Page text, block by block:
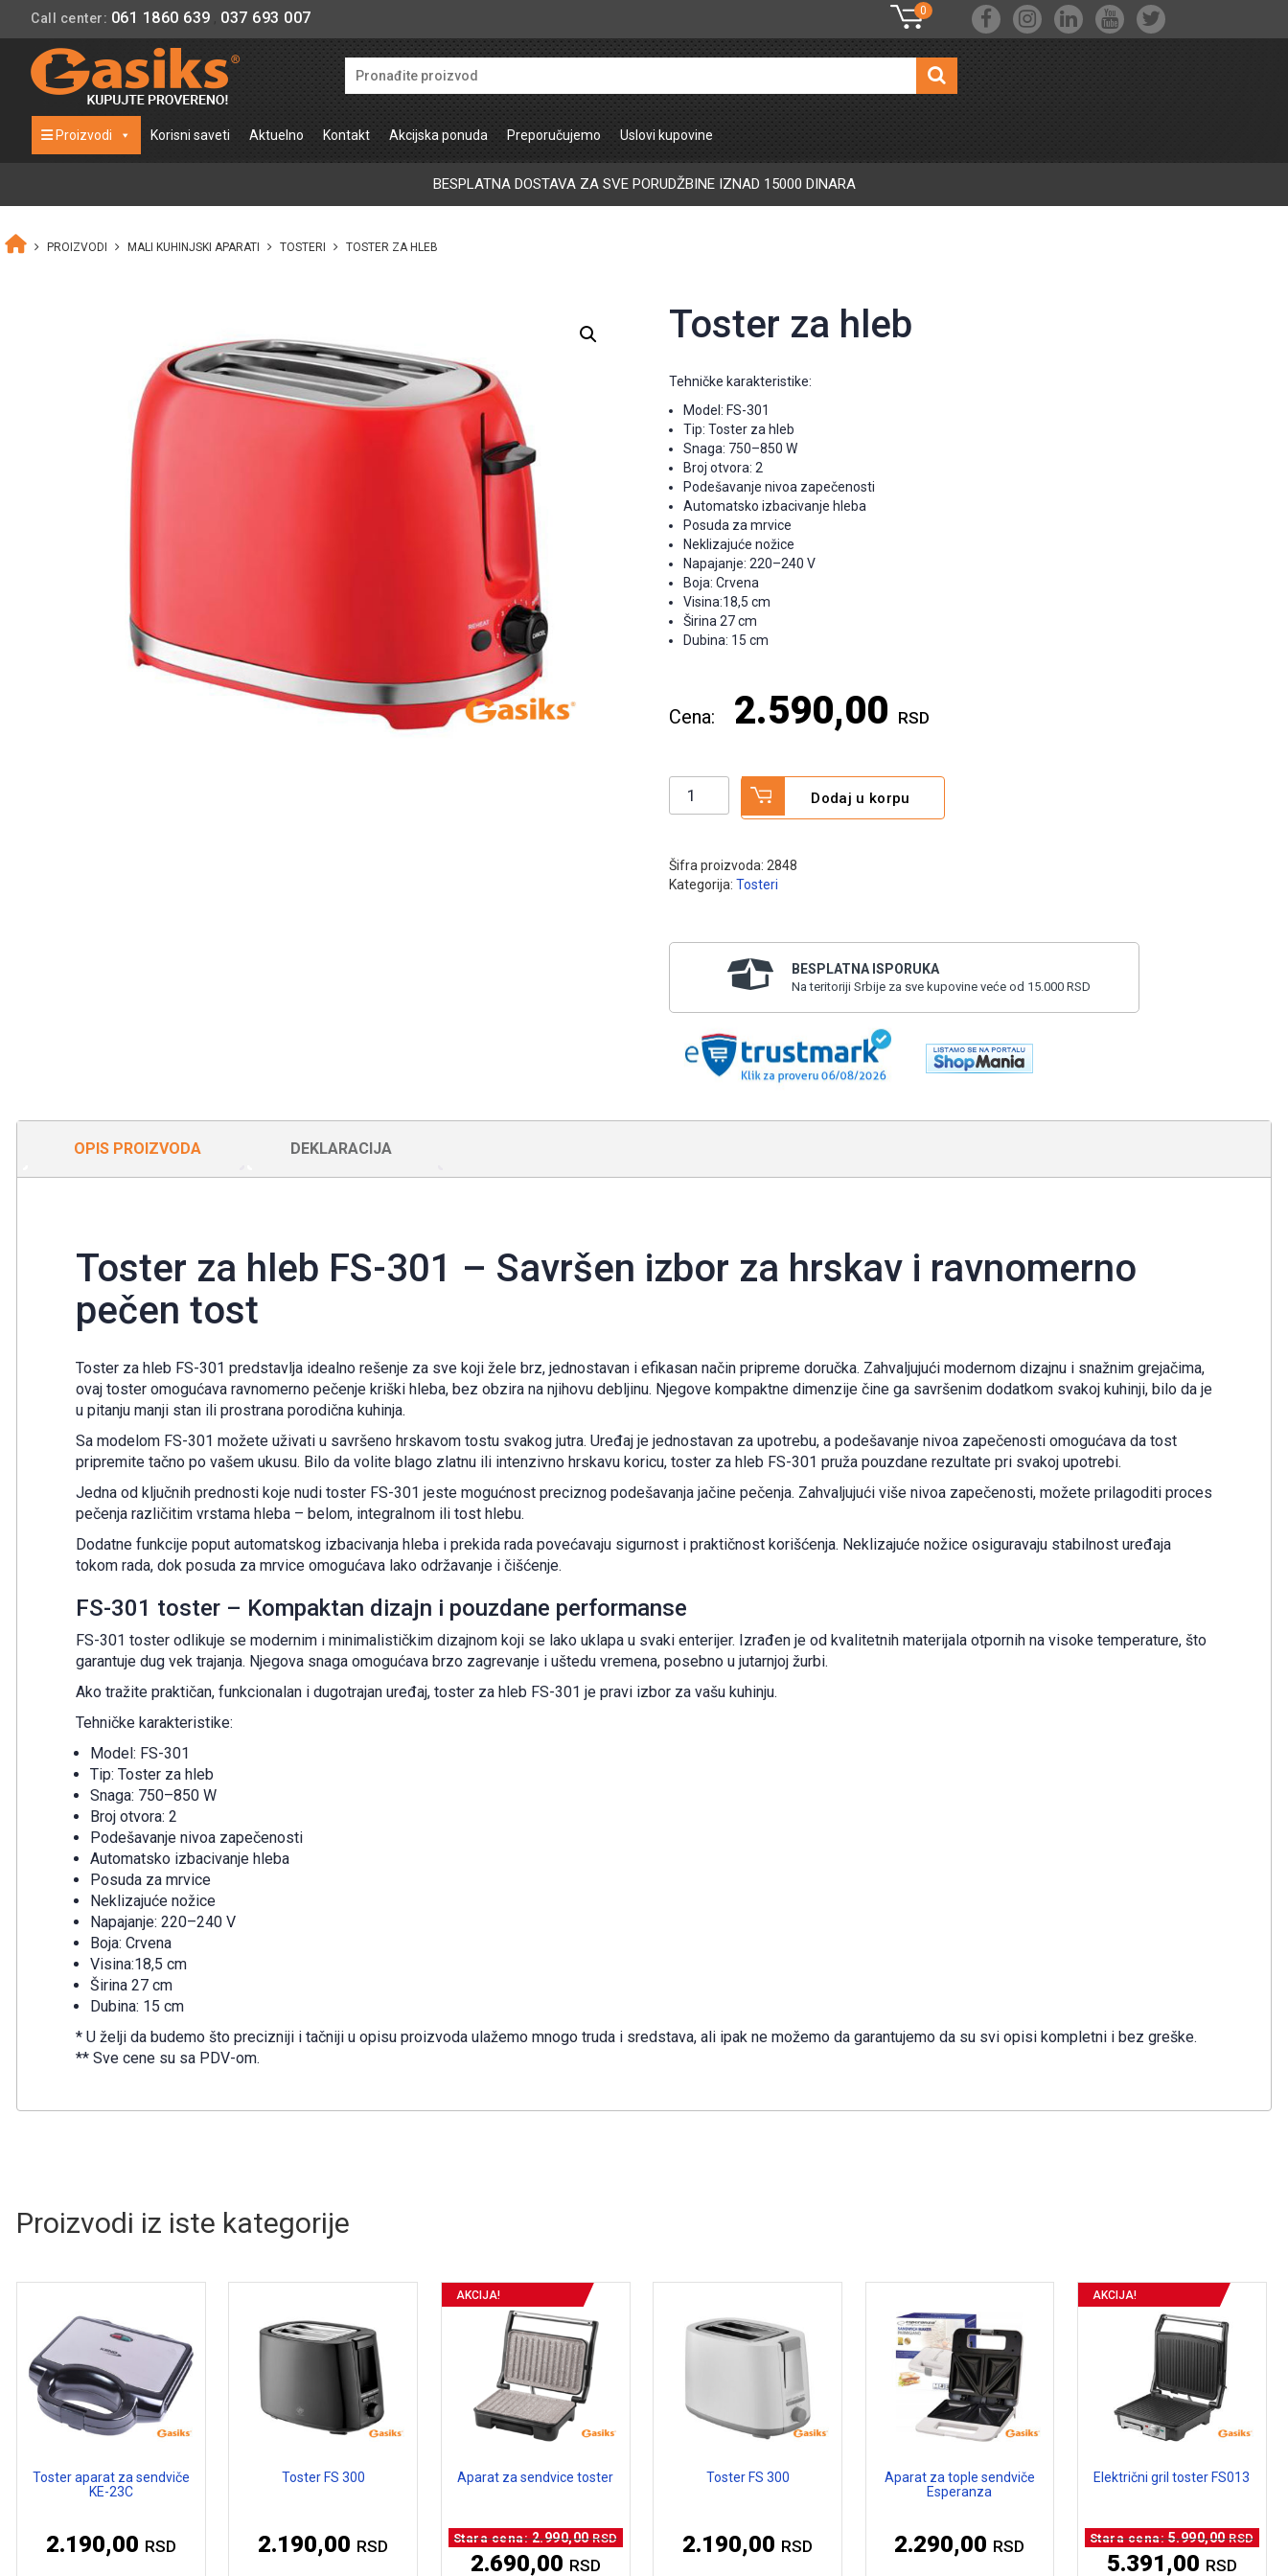
Call center: 061 1860 639 037 693 007 0
Proizvodi Korisni saveti Aktuelno Kontakt Akcijska ponuda Preporučujemo Uslovi kupovine
BESPLATNA DOSTAVA ZA SVE PORUDŽBINE IZNAD 15000 DINARA
PROIZVODI MALI KUHINJSKI APARATI TOSTERI TOSTER ZA HLEB
Toster za hleb
Tehničke karakteristike:
Model: FS-301
Tip: Toster za hleb
Snaga: 750–850 W
Broj otvora: 2
Podešavanje nivoa zapečenosti
Automatsko izbacivanje hleba
Posuda za mrvice
Neklizajuće nožice
Napajanje: 220–240 V
Boja: Crvena
Visina:18,5 cm
Širina 27 cm
Dubina: 15 cm
2.590,00 RSD
Dodaj u korpu
Šifra proizvoda: 2848
Kategorija:Tosteri
BESPLATNA ISPORUKA
Na teritoriji Srbije za sve kupovine veće od 15.000 RSD
OPIS PROIZVODA DEKLARACIJA
Toster za hleb FS-301 – Savršen izbor za hrskav i ravnomerno
pečen tost
Toster za hleb FS-301 predstavlja idealno rešenje za sve koji žele brz, jednostavan i efikasan način pripreme doručka. Zahvaljujući modernom dizajnu i snažnim grejačima,
ovaj toster omogućava ravnomerno pečenje kriški hleba, bez obzira na njihovu debljinu. Njegove kompaktne dimenzije čine ga savršenim dodatkom svakoj kuhinji, bilo da je
u pitanju manji stan ili prostrana porodična kuhinja.
Sa modelom FS-301 možete uživati u savršeno hrskavom tostu svakog jutra. Uređaj je jednostavan za upotrebu, a podešavanje nivoa zapečenosti omogućava da tost
pripremite tačno po vašem ukusu. Bilo da volite blago zlatnu ili intenzivno hrskavu koricu, toster za hleb FS-301 pruža pouzdane rezultate pri svakoj upotrebi.
Jedna od ključnih prednosti koje nudi toster FS-301 jeste mogućnost preciznog podešavanja jačine pečenja. Zahvaljujući više nivoa zapečenosti, možete prilagoditi proces
pečenja različitim vrstama hleba – belom, integralnom ili tost hlebu.
Dodatne funkcije poput automatskog izbacivanja hleba i prekida rada povećavaju sigurnost i praktičnost korišćenja. Neklizajuće nožice osiguravaju stabilnost uređaja
tokom rada, dok posuda za mrvice omogućava lako održavanje i čišćenje.
FS-301 toster – Kompaktan dizajn i pouzdane performanse
FS-301 toster odlikuje se modernim i minimalističkim dizajnom koji se lako uklapa u svaki enterijer. Izrađen je od kvalitetnih materijala otpornih na visoke temperature, što
garantuje dug vek trajanja. Njegova snaga omogućava brzo zagrevanje i uštedu vremena, posebno u jutarnjoj žurbi.
Ako tražite praktičan, funkcionalan i dugotrajan uređaj, toster za hleb FS-301 je pravi izbor za vašu kuhinju.
Tehničke karakteristike:
Model: FS-301
Tip: Toster za hleb
Snaga: 750–850 W
Broj otvora: 2
Podešavanje nivoa zapečenosti
Automatsko izbacivanje hleba
Posuda za mrvice
Neklizajuće nožice
Napajanje: 220–240 V
Boja: Crvena
Visina:18,5 cm
Širina 27 cm
Dubina: 15 cm
* U želji da budemo što precizniji i tačniji u opisu proizvoda ulažemo mnogo truda i sredstava, ali ipak ne možemo da garantujemo da su svi opisi kompletni i bez greške.
** Sve cene su sa PDV-om.
Proizvodi iz iste kategorije
Toster aparat za sendviče
KE-23C
2.190,00 RSD
Toster FS 300
2.190,00 RSD
AKCIJA!
Aparat za sendvice toster
2.990,00RSD
cena
2.690,00 RSD
Toster FS 300
2.190,00 RSD
Aparat za tople sendviče
Esperanza
2.290,00 RSD
AKCIJA!
Električni gril toster FS013
5.990,00RSD
cena
5.391,00 RSD